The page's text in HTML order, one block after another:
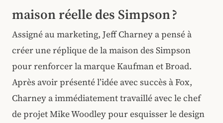
maison réelle des Simpson ?
Assigné au marketing, Jeff Charney a pensé à
créer une réplique de la maison des Simpson
pour renforcer la marque Kaufman et Broad.
Après avoir présenté l’idée avec succès à Fox,
Charney a immédiatement travaillé avec le chef
de projet Mike Woodley pour esquisser le design